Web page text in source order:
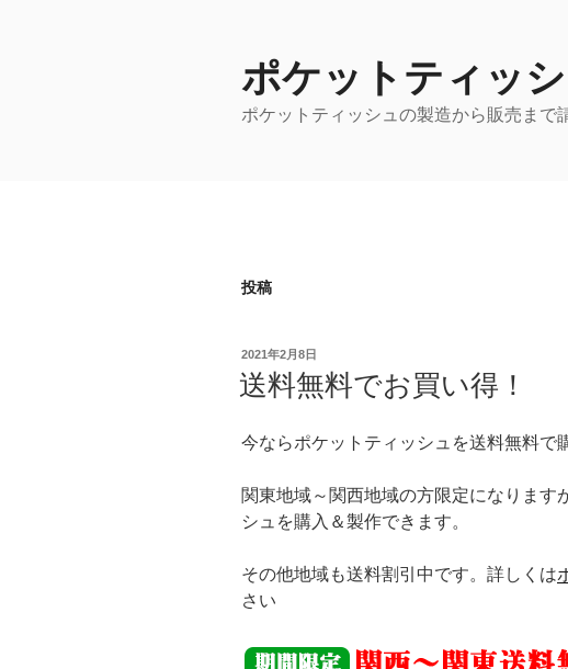
ポケットティッ
ポケットティッシュの製造から販売まで
投稿
投
稿
日:
2021年2月8日
送料無料でお買い得！
今ならポケットティッシュを送料無料で
関東地域～関西地域の方限定になります
シュを購入＆製作できます。
その他地域も送料割引中です。詳しくは
さい